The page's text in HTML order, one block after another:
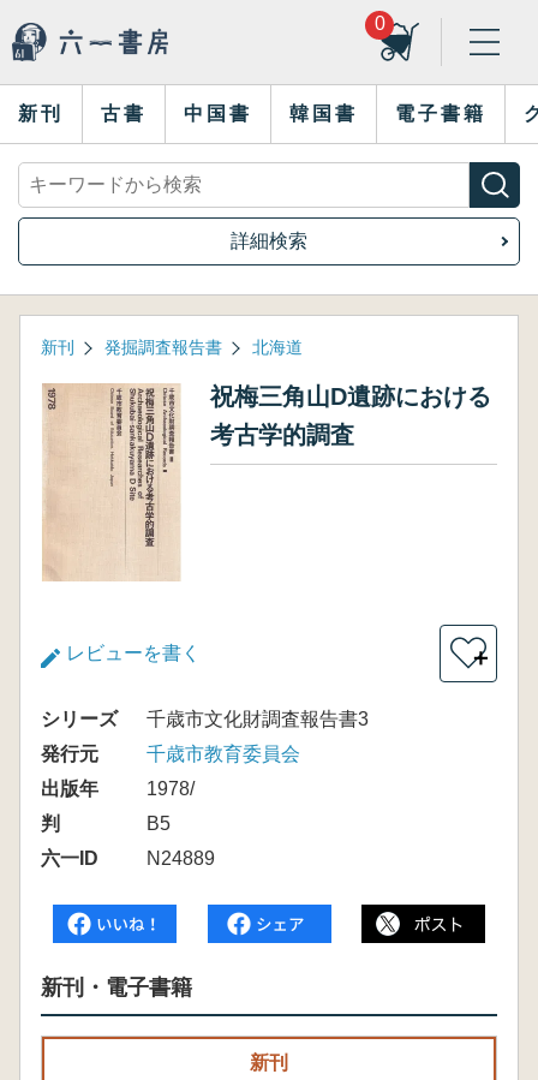
0
新刊 古書 中国書 韓国書 電子書籍
詳細検索
新刊 発掘調査報告書 北海道
祝梅三角山D遺跡における
考古学的調査
レビューを書く ＋
シリーズ
千歳市文化財調査報告書3
発行元
千歳市教育委員会
出版年
1978/
判
B5
六一ID
N24889
新刊・電子書籍
新刊